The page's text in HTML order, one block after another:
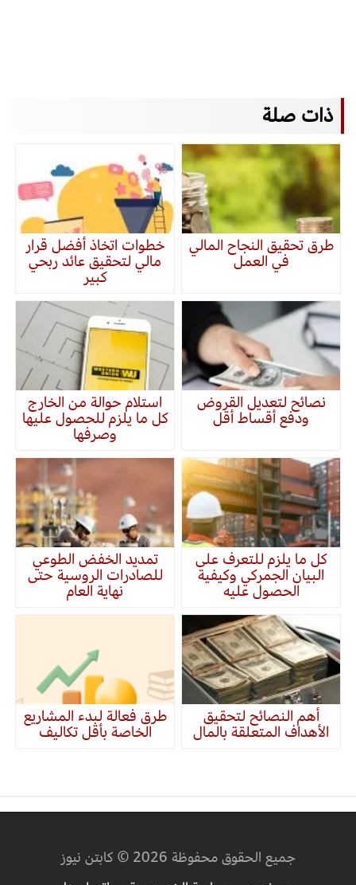
ذات صلة
طرق تحقيق النجاح المالي
في العمل
خطوات اتخاذ أفضل قرار
مالي لتحقيق عائد ربحي
كبير
نصائح لتعديل القروض
ودفع أقساط أقل
استلام حوالة من الخارج
كل ما يلزم للحصول عليها
وصرفها
كل ما يلزم للتعرف على
البيان الجمركي وكيفية
الحصول عليه
تمديد الخفض الطوعي
للصادرات الروسية حتى
نهاية العام
أهم النصائح لتحقيق
الأهداف المتعلقة بالمال
طرق فعالة لبدء المشاريع
الخاصة بأقل تكاليف
جميع الحقوق محفوظة 2026 © كابتن نيوز